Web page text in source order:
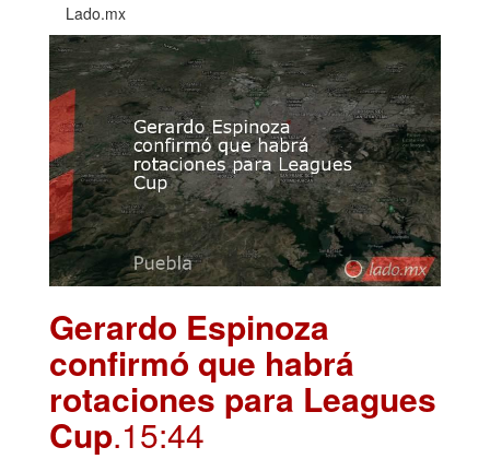
Lado.mx
Gerardo Espinoza
confirmó que habrá
rotaciones para Leagues
Cup.15:44